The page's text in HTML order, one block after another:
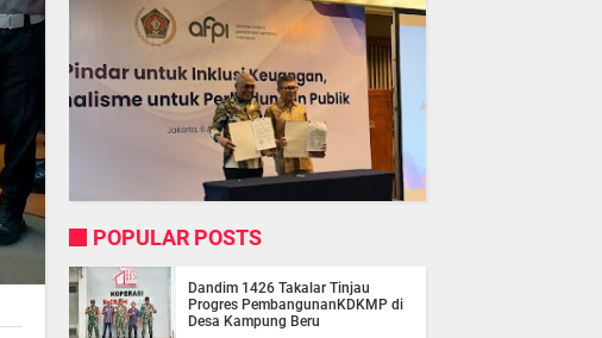
POPULAR POSTS
Dandim 1426 Takalar Tinjau
Progres PembangunanKDKMP di
Desa Kampung Beru